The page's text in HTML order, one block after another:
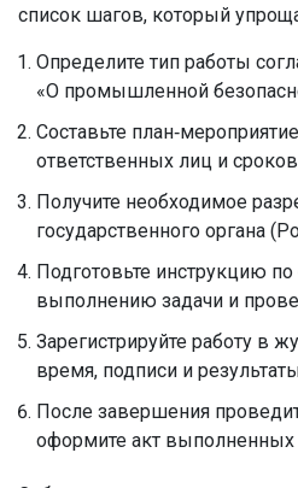
список шагов, который
Определите тип работы
«О промышленной
Составьте
ответственных лиц и
Получите необходимое
государственного органа
Подготовьте инструкцию
выполнению задачи и
Зарегистрируйте работу в
время, подписи и
После завершения
оформите акт выполненных